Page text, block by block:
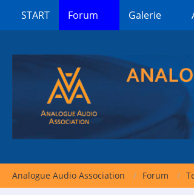
START Forum Galerie
Analogue Audio Association Forum